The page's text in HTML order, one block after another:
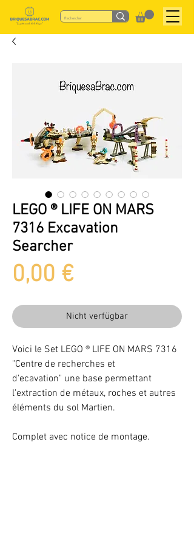
LEGO ® LIFE ON MARS
7316 Excavation
Searcher
0,00 €Preis
Nicht verfügbar
Voici le Set LEGO ® LIFE ON MARS 7316
"Centre de recherches et
d'ecavation" une base permettant
l'extraction de métaux, roches et autres
éléments du sol Martien.
Complet avec notice de montage.